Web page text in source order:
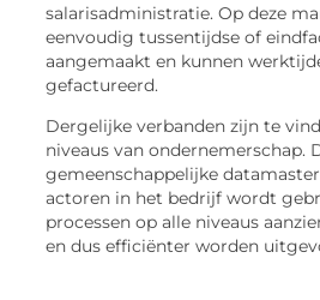
salarisadministratie. Op deze
eenvoudig tussentijdse of
aangemaakt en kunnen
gefactureerd.
Dergelijke verbanden zijn te
niveaus van ondernemerschap.
gemeenschappelijke
actoren in het bedrijf wordt
processen op alle niveaus
en dus efficiënter worden